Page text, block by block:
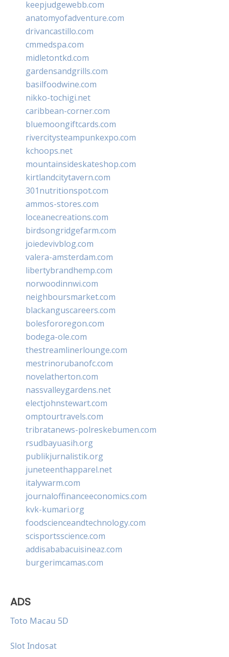
keepjudgewebb.com
anatomyofadventure.com
drivancastillo.com
cmmedspa.com
midletontkd.com
gardensandgrills.com
basilfoodwine.com
nikko-tochigi.net
caribbean-corner.com
bluemoongiftcards.com
rivercitysteampunkexpo.com
kchoops.net
mountainsideskateshop.com
kirtlandcitytavern.com
301nutritionspot.com
ammos-stores.com
loceanecreations.com
birdsongridgefarm.com
joiedevivblog.com
valera-amsterdam.com
libertybrandhemp.com
norwoodinnwi.com
neighboursmarket.com
blackanguscareers.com
bolesfororegon.com
bodega-ole.com
thestreamlinerlounge.com
mestrinorubanofc.com
novelatherton.com
nassvalleygardens.net
electjohnstewart.com
omptourtravels.com
tribratanews-polreskebumen.com
rsudbayuasih.org
publikjurnalistik.org
juneteenthapparel.net
italywarm.com
journaloffinanceeconomics.com
kvk-kumari.org
foodscienceandtechnology.com
scisportsscience.com
addisababacuisineaz.com
burgerimcamas.com
ADS
Toto Macau 5D
Slot Indosat